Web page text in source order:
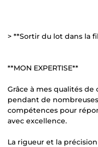
> **Sortir du lot dans la
**MON EXPERTISE**
Grâce à mes qualités
pendant de
compétences pour
avec excellence.
La rigueur et la